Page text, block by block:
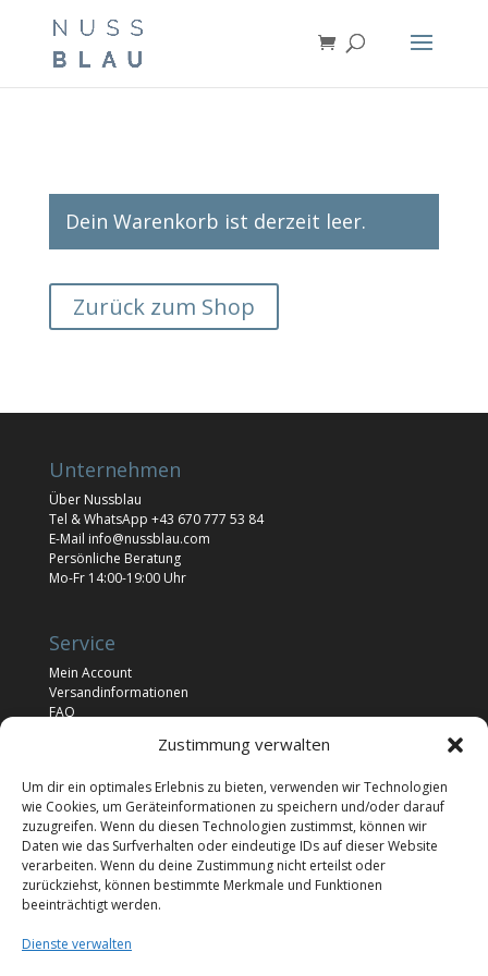
Zustimmung verwalten
Um dir ein optimales Erlebnis zu bieten, verwenden wir Technologien
wie Cookies, um Geräteinformationen zu speichern und/oder darauf
zuzugreifen. Wenn du diesen Technologien zustimmst, können wir
Daten wie das Surfverhalten oder eindeutige IDs auf dieser Website
verarbeiten. Wenn du deine Zustimmung nicht erteilst oder
zurückziehst, können bestimmte Merkmale und Funktionen
beeinträchtigt werden.
Dienste verwalten
Dein Warenkorb ist derzeit leer.
Zurück zum Shop
Unternehmen
Über Nussblau
Tel & WhatsApp +43 670 777 53 84
E-Mail info@nussblau.com
Persönliche Beratung
Mo-Fr 14:00-19:00 Uhr
Service
Mein Account
Versandinformationen
FAQ
Rechtliches
Allgemeine Geschäftsbedingungen
Widerrufsrecht
Cookie Richtlinie (EU)
Datenschutz